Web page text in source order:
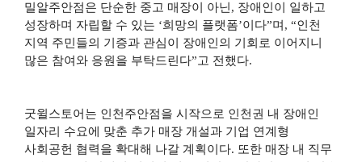
밀알주안점은 단순한 중고 매장이 아닌, 장애인이 일하고
성장하며 자립할 수 있는 ‘희망의 플랫폼’이다”며 , “인천
지역 주민들의 기증과 관심이 장애인의 기회로 이어지니
많은 참여와 응원을 부탁드린다”고 전했다.
굿윌스토어는 인천주안점을 시작으로 인천권 내 장애인
일자리 수요에 맞춘 추가 매장 개설과 기업 연계형
사회공헌 협력을 확대해 나갈 계획이다. 또한 매장 내 직무